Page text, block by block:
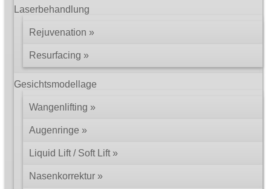
Laserbehandlung
Rejuvenation
Resurfacing
Gesichtsmodellage
Wangenlifting
Augenringe
Liquid Lift / Soft Lift
Nasenkorrektur